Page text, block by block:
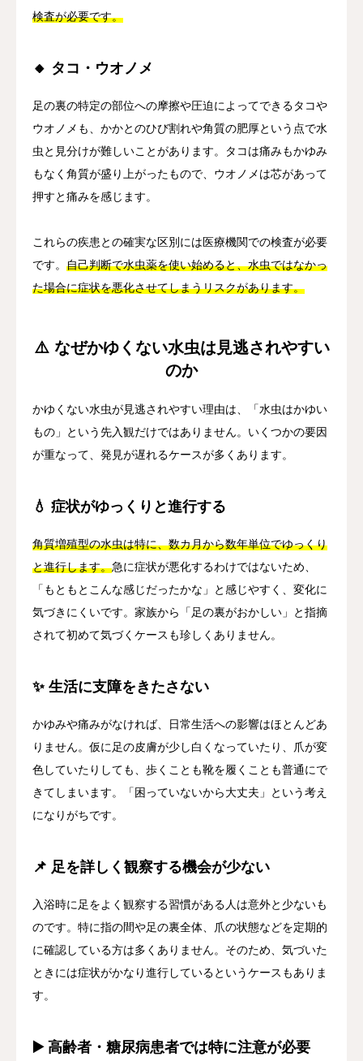
検査が必要です。
🔸 タコ・ウオノメ
足の裏の特定の部位への摩擦や圧迫によってできるタコや
ウオノメも、かかとのひび割れや角質の肥厚という点で水
虫と見分けが難しいことがあります。タコは痛みもかゆみ
もなく角質が盛り上がったもので、ウオノメは芯があって
押すと痛みを感じます。
これらの疾患との確実な区別には医療機関での検査が必要
です。 自己判断で水虫薬を使い始めると、水虫ではなかっ
た場合に症状を悪化させてしまうリスクがあります。
⚠️ なぜかゆくない水虫は見逃されやすい
のか
かゆくない水虫が見逃されやすい理由は、「水虫はかゆい
もの」という先入観だけではありません。いくつかの要因
が重なって、発見が遅れるケースが多くあります。
💧 症状がゆっくりと進行する
角質増殖型の水虫は特に、数カ月から数年単位でゆっくり
と進行します。急に症状が悪化するわけではないため、
「もともとこんな感じだったかな」と感じやすく、変化に
気づきにくいです。家族から「足の裏がおかしい」と指摘
されて初めて気づくケースも珍しくありません。
✨ 生活に支障をきたさない
かゆみや痛みがなければ、日常生活への影響はほとんどあ
りません。仮に足の皮膚が少し白くなっていたり、爪が変
色していたりしても、歩くことも靴を履くことも普通にで
きてしまいます。「困っていないから大丈夫」という考え
になりがちです。
📌 足を詳しく観察する機会が少ない
入浴時に足をよく観察する習慣がある人は意外と少ないも
のです。特に指の間や足の裏全体、爪の状態などを定期的
に確認している方は多くありません。そのため、気づいた
ときには症状がかなり進行しているというケースもありま
す。
▶️ 高齢者・糖尿病患者では特に注意が必要